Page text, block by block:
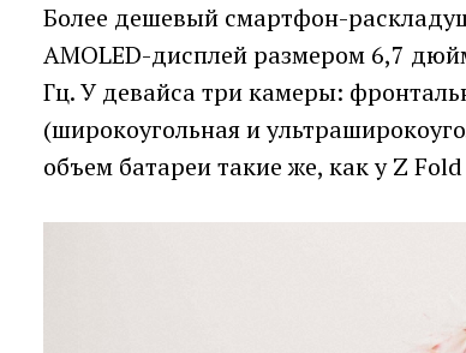
Более дешевый смартфон-
AMOLED-дисплей размером 6,7
Гц. У девайса три камеры:
(широкоугольная и
объем батареи такие же, как у Z